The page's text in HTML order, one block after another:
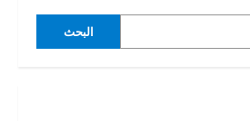
البحث